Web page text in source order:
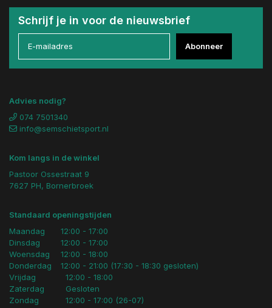
Schrijf je in voor de nieuwsbrief
Abonneer
Advies nodig?
074 7501340
info@semschietsport.nl
Kom langs in de winkel
Pastoor Ossestraat 9
7627 PH, Bornerbroek
Standaard openingstijden
Maandag
Dinsdag
Woensdag
Donderdag
12:00 - 17:00
12:00 - 17:00
12:00 - 18:00
12:00 - 21:00 (17:30 - 18:30 gesloten)
Vrijdag
Zaterdag
Zondag
12:00 - 18:00
Gesloten
12:00 - 17:00 (26-07)